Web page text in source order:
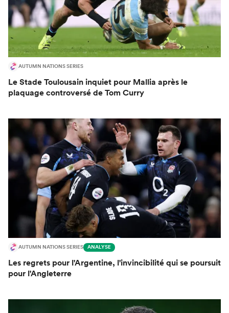
AUTUMN NATIONS SERIES
Le Stade Toulousain inquiet pour Mallia après le
plaquage controversé de Tom Curry
AUTUMN NATIONS SERIES ANALYSE
Les regrets pour l'Argentine, l'invincibilité qui se poursuit
pour l'Angleterre